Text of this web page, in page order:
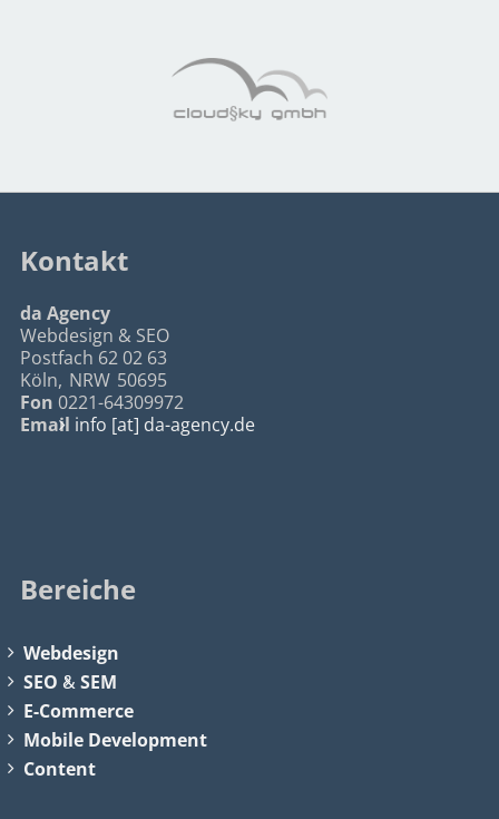
Kontakt
da Agency
Webdesign & SEO
Postfach 62 02 63
Köln, NRW 50695
Fon 0221-64309972
Email info [at] da-agency.de
Bereiche
Webdesign
SEO &SEM
E-Commerce
Mobile Development
Content